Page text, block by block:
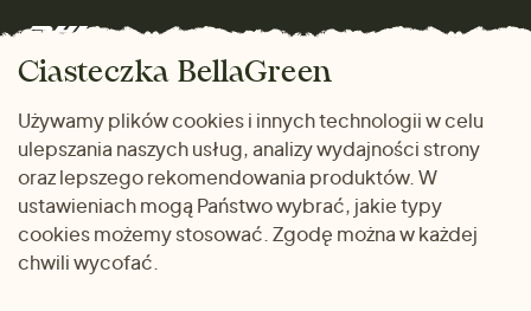
Marki
Prezenty
Zwrot towaru
Dlaczego warto kupować
u nas
METODY PŁATNOŚCI
Ciasteczka BellaGreen
Używamy plików cookies i innych technologii w celu
ulepszania naszych usług, analizy wydajności strony
oraz lepszego rekomendowania produktów. W
ustawieniach mogą Państwo wybrać, jakie typy
cookies możemy stosować. Zgodę można w każdej
chwili wycofać.